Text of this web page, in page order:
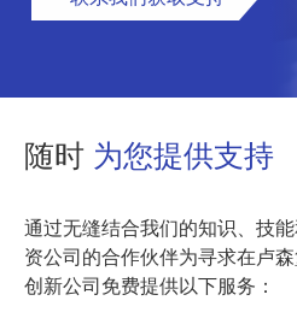
随时 为您提供支持
通过无缝结合我们的知识、技
资公司的合作伙伴为寻求在卢
创新公司免费提供以下服务：